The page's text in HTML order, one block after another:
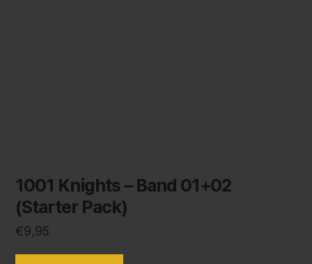
1001 Knights – Band 01+02
(Starter Pack)
€9,95